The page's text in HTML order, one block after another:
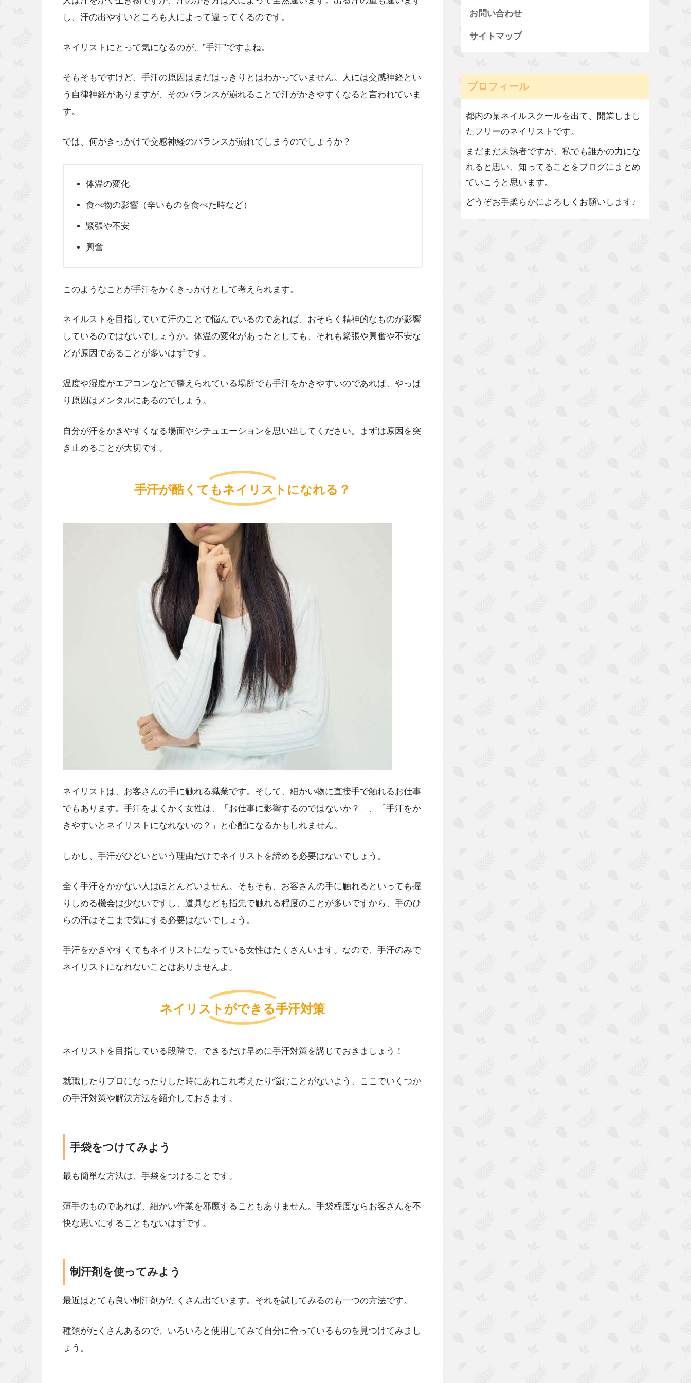
し、汗の出やすいところも人によって違ってくるのです。
ネイリストにとって気になるのが、”手汗”ですよね。
そもそもですけど、手汗の原因はまだはっきりとはわかっていません。人には交感神経とい
う自律神経がありますが、そのバランスが崩れることで汗がかきやすくなると言われていま
す。
では、何がきっかけで交感神経のバランスが崩れてしまうのでしょうか？
体温の変化
食べ物の影響（辛いものを食べた時など）
緊張や不安
興奮
このようなことが手汗をかくきっかけとして考えられます。
ネイルストを目指していて汗のことで悩んでいるのであれば、おそらく精神的なものが影響
しているのではないでしょうか。体温の変化があったとしても、それも緊張や興奮や不安な
どが原因であることが多いはずです。
温度や湿度がエアコンなどで整えられている場所でも手汗をかきやすいのであれば、やっぱ
り原因はメンタルにあるのでしょう。
自分が汗をかきやすくなる場面やシチュエーションを思い出してください。まずは原因を突
き止めることが大切です。
手汗が酷くてもネイリストになれる？
ネイリストは、お客さんの手に触れる職業です。そして、細かい物に直接手で触れるお仕事
でもあります。手汗をよくかく女性は、「お仕事に影響するのではないか？」、「手汗をか
きやすいとネイリストになれないの？」と心配になるかもしれません。
しかし、手汗がひどいという理由だけでネイリストを諦める必要はないでしょう。
全く手汗をかかない人はほとんどいません。そもそも、お客さんの手に触れるといっても握
りしめる機会は少ないですし、道具なども指先で触れる程度のことが多いですから、手のひ
らの汗はそこまで気にする必要はないでしょう。
手汗をかきやすくてもネイリストになっている女性はたくさんいます。なので、手汗のみで
ネイリストになれないことはありませんよ。
ネイリストができる手汗対策
ネイリストを目指している段階で、できるだけ早めに手汗対策を講じておきましょう！
就職したりプロになったりした時にあれこれ考えたり悩むことがないよう、ここでいくつか
の手汗対策や解決方法を紹介しておきます。
手袋をつけてみよう
最も簡単な方法は、手袋をつけることです。
薄手のものであれば、細かい作業を邪魔することもありません。手袋程度ならお客さんを不
快な思いにすることもないはずです。
制汗剤を使ってみよう
最近はとても良い制汗剤がたくさん出ています。それを試してみるのも一つの方法です。
種類がたくさんあるので、いろいろと使用してみて自分に合っているものを見つけてみまし
ょう。
お問い合わせ
サイトマップ
プロフィール
都内の某ネイルスクールを出て、開業しまし
たフリーのネイリストです。
まだまだ未熟者ですが、私でも誰かの力にな
れると思い、知ってることをブログにまとめ
ていこうと思います。
どうぞお手柔らかによろしくお願いします♪